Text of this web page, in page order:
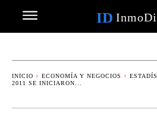
ID
INICIO ECONOMÍA Y NEGOCIOS
2011 SE INICIARON...